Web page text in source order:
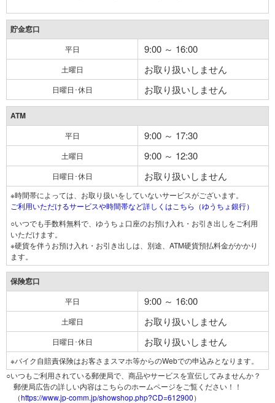
貯金窓口
平日 9:00 ～ 16:00
土曜日 お取り扱いしません
日曜日･休日 お取り扱いしません
ATM
平日 9:00 ～ 17:30
土曜日 9:00 ～ 12:30
日曜日･休日 お取り扱いしません
※時間帯によっては、お取り扱いをしていないサービスがございます。
ご利用いただけるサービスや時間帯など詳しくはこちら（ゆうちょ銀行）
○いつでも手数料無料で、ゆうちょ口座のお預け入れ・お引き出しをご利用
いただけます。
※硬貨を伴うお預け入れ・お引き出しは、別途、ATM硬貨預払料金がかかり
ます。
保険窓口
平日 9:00 ～ 16:00
土曜日 お取り扱いしません
日曜日･休日 お取り扱いしません
※バイク自賠責保険はお客さまスマホ等からのWebでの申込みとなります。
○いつもご利用されている郵便局で、商品やサービスを宣伝してみませんか？
郵便局広告の詳しい内容はこちらのホームページをご覧ください！！
（https://www.jp-comm.jp/showshop.php?CD=612900）